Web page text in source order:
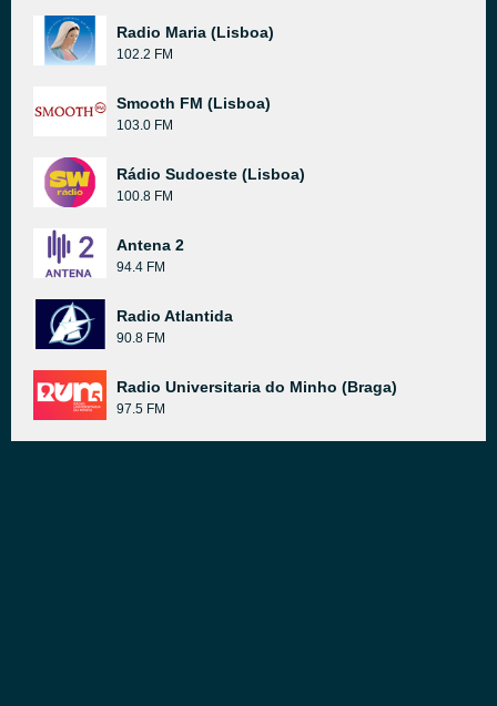
Radio Maria (Lisboa)
102.2 FM
Smooth FM (Lisboa)
103.0 FM
Rádio Sudoeste (Lisboa)
100.8 FM
Antena 2
94.4 FM
Radio Atlantida
90.8 FM
Radio Universitaria do Minho (Braga)
97.5 FM